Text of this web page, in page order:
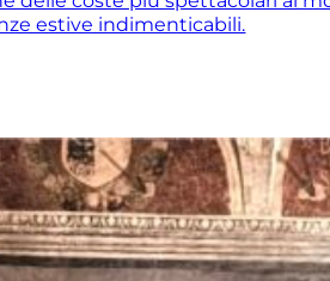
estive indimenticabili.